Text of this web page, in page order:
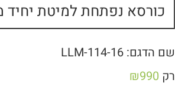
כורסא נפתחת למיטת יחיד
שם הדגם: LLM-114-16
רק
₪990